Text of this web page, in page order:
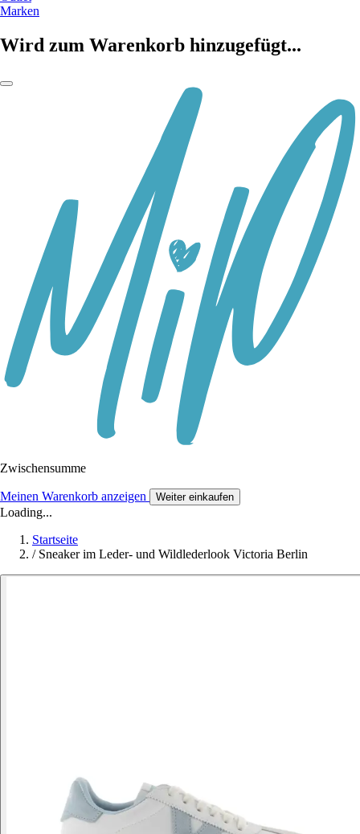
Marken
Wird zum Warenkorb hinzugefügt...
Zwischensumme
Meinen Warenkorb anzeigen Weiter einkaufen
Loading...
Startseite
/ Sneaker im Leder- und Wildlederlook Victoria Berlin